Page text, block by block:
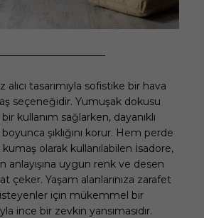
tasarımıyla sofistike bir hava
seçeneğidir. Yumuşak dokusu
kullanım sağlarken, dayanıklı
boyunca şıklığını korur. Hem perde
olarak kullanılabilen İsadore,
anlayışına uygun renk ve desen
çeker. Yaşam alanlarınıza zarafet
isteyenler için mükemmel bir
ince bir zevkin yansımasıdır.